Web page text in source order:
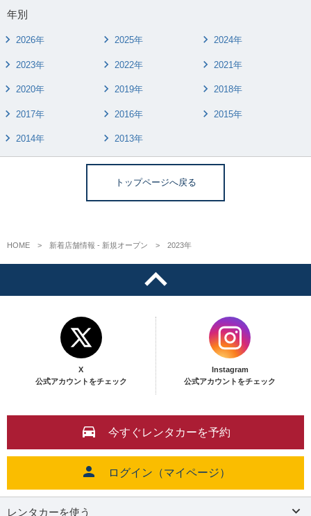
年別
2026年 2025年 2024年
2023年 2022年 2021年
2020年 2019年 2018年
2017年 2016年 2015年
2014年 2013年
トップページへ戻る
HOME 新着店舗情報 - 新規オープン 2023年
X
公式アカウントをチェック
Instagram
公式アカウントをチェック
今すぐレンタカーを予約
ログイン（マイページ）
レンタカーを使う